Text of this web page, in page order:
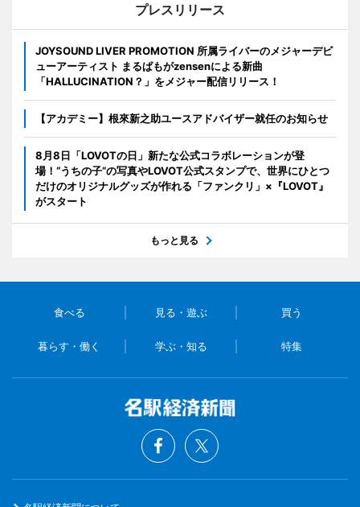
プレスリリース
JOYSOUND LIVER PROMOTION 所属ライバーのメジャーデビ
ューアーティスト まるぱもがzensenによる新曲
「HALLUCINATION？」をメジャー配信リリース！
【アカデミー】根來新之助ユースアドバイザー就任のお知らせ
8月8日「LOVOTの日」新たな公式コラボレーションが登
場！“うちの子”の写真やLOVOT公式スタンプで、世界にひとつ
だけのオリジナルグッズが作れる「ファンクリ」×『LOVOT』
がスタート
もっと見る
食べる 見る・遊ぶ 買う
暮らす・働く 学ぶ・知る 特集